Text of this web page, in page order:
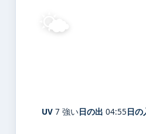
🌤️
UV 7 強い日の出 04:55日の